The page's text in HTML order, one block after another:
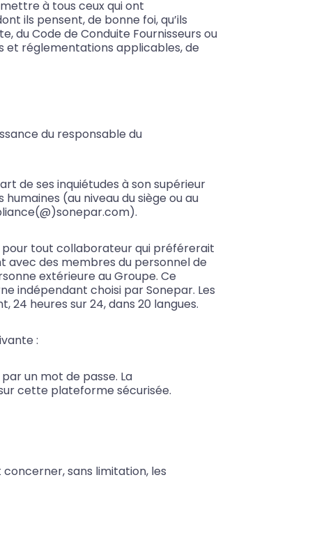
à tous ceux qui ont
ils pensent, de bonne foi, qu’ils
du Code de Conduite Fournisseurs ou
et réglementations applicables, de
du responsable du
de ses inquiétudes à son supérieur
(au niveau du siège ou au
pour tout collaborateur qui préférerait
des membres du personnel de
extérieure au Groupe. Ce
indépendant choisi par Sonepar. Les
heures sur 24, dans 20 langues.
:
un mot de passe. La
cette plateforme sécurisée.
sans limitation, les